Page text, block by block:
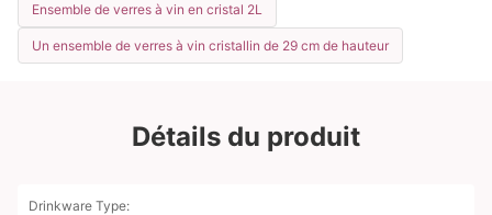
Ensemble de verres à vin en cristal 2L
Un ensemble de verres à vin cristallin de 29 cm de hauteur
Détails du produit
Drinkware Type: